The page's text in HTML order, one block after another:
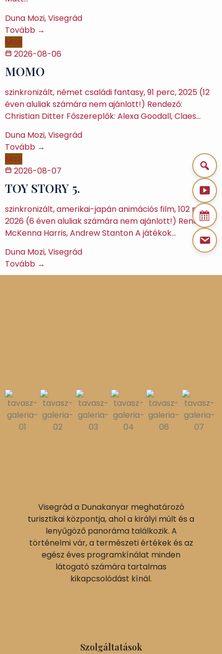
Duna Mozi, Visegrád
Tovább →
Mozi
2026-08-06
MOMO
szinkronizált, német családi fantasy, 91 perc, 2025 (12
éven aluliak számára nem ajánlott!) Rendező:
Christian Ditter Főszereplők: Alexa Goodall, Claes…
Duna Mozi, Visegrád
Tovább →
Mozi
2026-08-07
TOY STORY 5.
szinkronizált, amerikai-japán animációs film, 102 perc,
2026 (6 éven aluliak számára nem ajánlott!) Rendező:
McKenna Harris, Andrew Stanton A játékok…
Duna Mozi, Visegrád
Tovább →
Visegrád a Dunakanyar meghatározó
turisztikai központja, ahol a királyi múlt és a
lenyűgöző panoráma találkozik. A
történelmi vár, a természeti értékek és az
egész éves programkínálat minden
látogató számára tartalmas
kikapcsolódást kínál.
Szolgáltatások